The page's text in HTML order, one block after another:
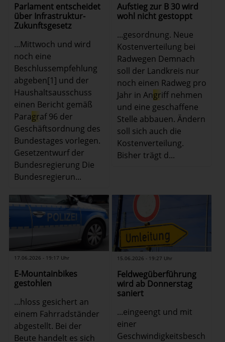
Parlament entscheidet
über Infrastruktur-
Zukunftsgesetz
...Mittwoch und wird
noch eine
Beschlussempfehlung
abgeben[1] und der
Haushaltsausschuss
einen Bericht gemäß
Paragraf 96 der
Geschäftsordnung des
Bundestages vorlegen.
Gesetzentwurf der
Bundesregierung Die
Bundesregierun...
Aufstieg zur B 30 wird
wohl nicht gestoppt
...gesordnung. Neue
Kostenverteilung bei
Radwegen Demnach
soll der Landkreis nur
noch einen Radweg pro
Jahr in Angriff nehmen
und eine geschaffene
Stelle abbauen. Ändern
soll sich auch die
Kostenverteilung.
Bisher trägt d...
17.06.2026 - 19:17 Uhr
E-Mountainbikes
gestohlen
...hloss gesichert an
einem Fahrradständer
abgestellt. Bei der
Beute handelt es sich
15.06.2026 - 19:27 Uhr
Feldwegüberführung
wird ab Donnerstag
saniert
...eingeengt und mit
einer
Geschwindigkeitsbesch